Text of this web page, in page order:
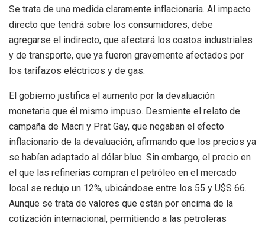
Se trata de una medida claramente inflacionaria. Al impacto
directo que tendrá sobre los consumidores, debe
agregarse el indirecto, que afectará los costos industriales
y de transporte, que ya fueron gravemente afectados por
los tarifazos eléctricos y de gas.
El gobierno justifica el aumento por la devaluación
monetaria que él mismo impuso. Desmiente el relato de
campaña de Macri y Prat Gay, que negaban el efecto
inflacionario de la devaluación, afirmando que los precios ya
se habían adaptado al dólar blue. Sin embargo, el precio en
el que las refinerías compran el petróleo en el mercado
local se redujo un 12%, ubicándose entre los 55 y U$S 66.
Aunque se trata de valores que están por encima de la
cotización internacional, permitiendo a las petroleras